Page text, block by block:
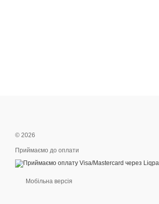
© 2026
Приймаємо до оплати
Мобільна версія